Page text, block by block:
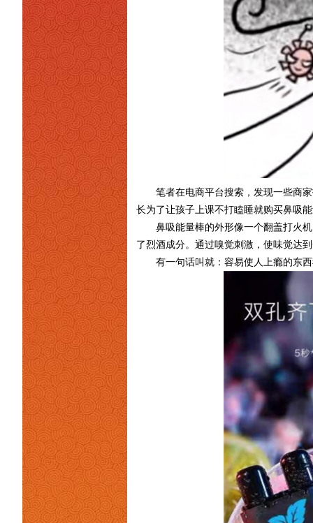
笔者在电商平台搜索，发现一些商
长为了让孩子上课不打瞌睡就购买鼻吸
鼻吸能量棒的外形像一个翻盖打火
了烈酒成分。通过嗅觉刺激，使味觉达
有一句话叫就：容易使人上瘾的东